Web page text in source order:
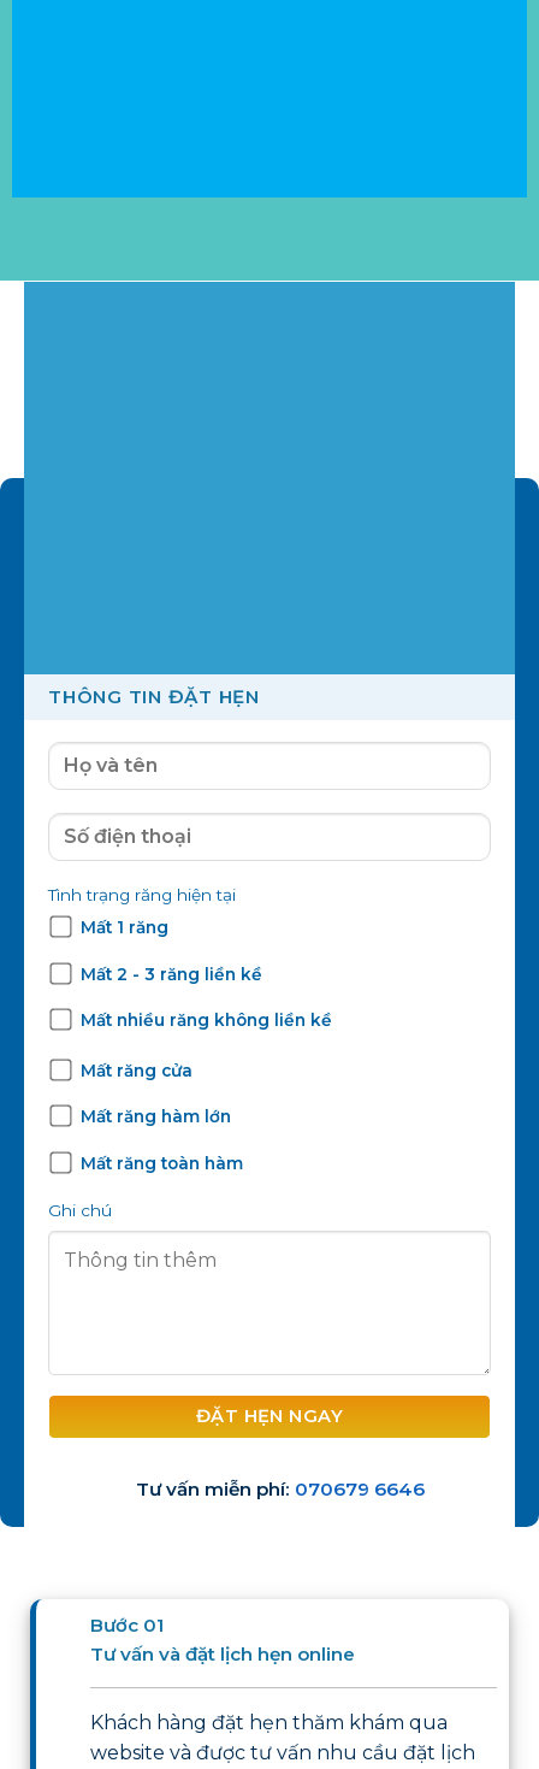
THÔNG TIN ĐẶT HẸN
Tình trạng răng hiện tại
Mất 1 răng
Mất 2 - 3 răng liền kề
Mất nhiều răng không liền kề
Mất răng cửa
Mất răng hàm lớn
Mất răng toàn hàm
Ghi chú
Tư vấn miễn phí: 070679 6646
Bước 01
Tư vấn và đặt lịch hẹn online
Khách hàng đặt hẹn thăm khám qua
website và được tư vấn nhu cầu đặt lịch